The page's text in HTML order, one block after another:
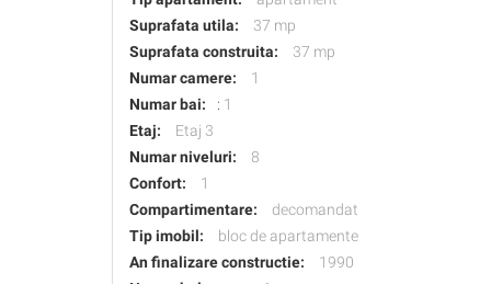
Suprafata utila:
37 mp
Suprafata construita:
37 mp
Numar camere:
1
Numar bai:
: 1
Etaj:
Etaj 3
Numar niveluri:
8
Confort:
1
Compartimentare:
decomandat
Tip imobil:
bloc de apartamente
An finalizare constructie:
1990